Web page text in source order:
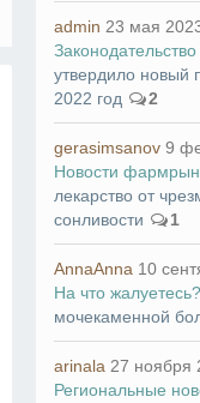
admin 23 мая
Законодательство
утвердило
2022 год
2
gerasimsanov 9
Новости
лекарство от
сонливости
1
AnnaAnna 10
На что жалуетесь?
мочекаменной
arinala 27 ноября
Региональные